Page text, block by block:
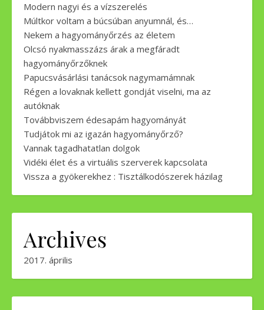
Modern nagyi és a vízszerelés
Múltkor voltam a búcsúban anyumnál, és…
Nekem a hagyományőrzés az életem
Olcsó nyakmasszázs árak a megfáradt
hagyományőrzőknek
Papucsvásárlási tanácsok nagymamámnak
Régen a lovaknak kellett gondját viselni, ma az
autóknak
Továbbviszem édesapám hagyományát
Tudjátok mi az igazán hagyományőrző?
Vannak tagadhatatlan dolgok
Vidéki élet és a virtuális szerverek kapcsolata
Vissza a gyökerekhez : Tisztálkodószerek házilag
Archives
2017. április